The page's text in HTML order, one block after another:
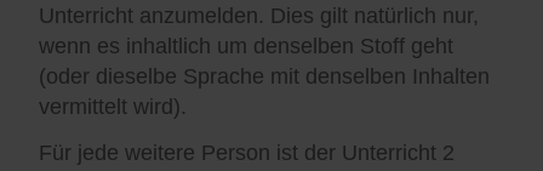
Unterricht anzumelden. Dies gilt natürlich nur,
wenn es inhaltlich um denselben Stoff geht
(oder dieselbe Sprache mit denselben Inhalten
vermittelt wird).
Für jede weitere Person ist der Unterricht 2